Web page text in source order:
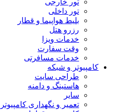
تور خارجی
تور داخلی
بلیط هواپیما و قطار
رزرو هتل
خدمات ویزا
وقت سفارت
خدمات مسافرتی
کامپیوتر و شبکه
طراحی سایت
هاستینگ و دامنه
سایر
تعمیر و نگهداری کامپیوتر